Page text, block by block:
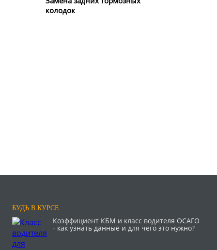
колодок
БУДЬ В КУРСЕ
Коэффициент КБМ и класс водителя ОСАГО
- как узнать данные и для чего это нужно?